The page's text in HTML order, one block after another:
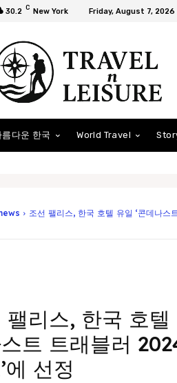
30.2 C New York Friday, August 7, 2026
름다운 한국 World Travel
조선 팰리스, 한국 호텔 유일 ‘콘데나스
팰리스, 한국 호텔
트 트래블러
에 선정